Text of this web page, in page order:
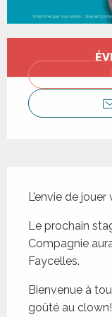
Ouverture
L’envie de jouer
Le prochain
Compagnie
Faycelles.
Bienvenue à
goûté au clown!